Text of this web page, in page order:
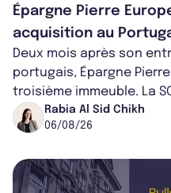
Épargne Pierre
acquisition au
Deux mois après son
portugais, Épargne
troisième immeuble. La
dans le centre du pays,
Rabia Al Sid Chikh
06/08/26